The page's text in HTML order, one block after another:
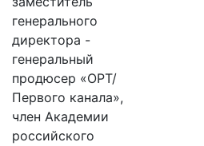
генерального
директора -
генеральный
продюсер «ОРТ/
Первого канала»,
член Академии
российского